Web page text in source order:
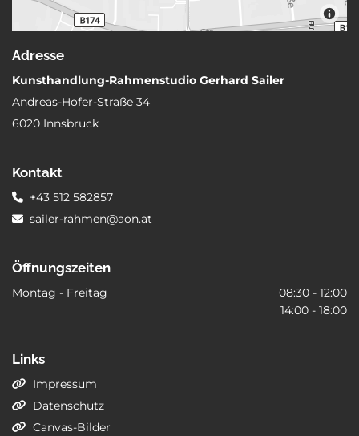
Adresse
Kunsthandlung-Rahmenstudio Gerhard Sailer
Andreas-Hofer-Straße 34
6020 Innsbruck
Kontakt
 +43 512 582857
 sailer-rahmen@aon.at
Öffnungszeiten
Montag - Freitag
08:30 - 12:00
14:00 - 18:00
Links
 Impressum
 Datenschutz
 Canvas-Bilder